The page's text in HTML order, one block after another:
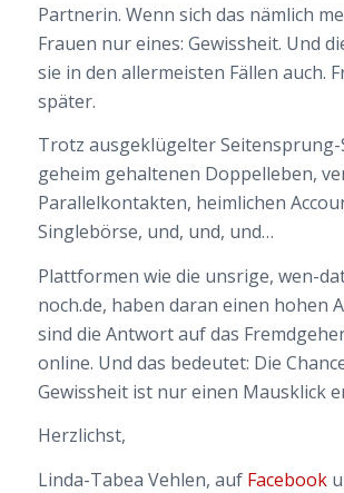
Partnerin. Wenn sich das nämlich
Frauen nur eines: Gewissheit. Und
sie in den allermeisten Fällen auch.
später.
Trotz ausgeklügelter
geheim gehaltenen Doppelleben,
Parallelkontakten, heimlichen
Singlebörse, und, und, und…
Plattformen wie die unsrige, wen-
noch.de, haben daran einen hohen
sind die Antwort auf das
online. Und das bedeutet: Die
Gewissheit ist nur einen Mausklick
Herzlichst,
Linda-Tabea Vehlen, auf Facebook